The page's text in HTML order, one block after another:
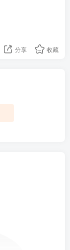
分享 收藏